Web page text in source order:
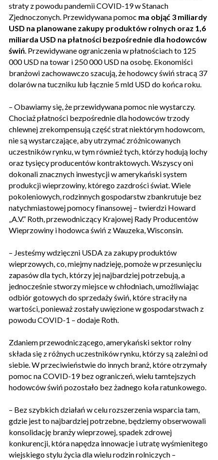
straty z powodu pandemii COVID-19 w Stanach
Zjednoczonych. Przewidywana pomoc ma objąć 3 miliardy
USD na planowane zakupy produktów rolnych oraz 1,6
miliarda USD na płatności bezpośrednie dla hodowców
świń . Przewidywane ograniczenia w płatnościach to 125
000 USD na towar i 250 000 USD na osobę. Ekonomiści
branżowi zachowawczo szacują, że hodowcy świń stracą 37
dolarów na tuczniku lub łącznie 5 mld USD do końca roku.
– Obawiamy się, że przewidywana pomoc nie wystarczy.
Chociaż płatności bezpośrednie dla hodowców trzody
chlewnej zrekompensują część strat niektórym hodowcom,
nie są wystarczające, aby utrzymać zróżnicowanych
uczestników rynku, w tym również tych, którzy hodują lochy
oraz tysięcy producentów kontraktowych. Wszyscy oni
dokonali znacznych inwestycji w amerykański system
produkcji wieprzowiny, którego zazdrości świat. Wiele
pokoleniowych, rodzinnych gospodarstw zbankrutuje bez
natychmiastowej pomocy finansowej – twierdzi Howard
„A.V.” Roth, przewodniczący Krajowej Rady Producentów
Wieprzowiny i hodowca świń z Wauzeka, Wisconsin.
– Jesteśmy wdzięczni USDA za zakupy produktów
wieprzowych, co, miejmy nadzieję, pomoże w przesunięciu
zapasów dla tych, którzy jej najbardziej potrzebują, a
jednocześnie stworzy miejsce w chłodniach, umożliwiając
odbiór gotowych do sprzedaży świń, które straciły na
wartości, ponieważ zostały uwięzione w gospodarstwach z
powodu COVID-1 – dodaje Roth.
Zdaniem przewodniczącego, amerykański sektor rolny
składa się z różnych uczestników rynku, którzy są zależni od
siebie. W przeciwieństwie do innych branż, które otrzymały
pomoc na COVID-19 bez ograniczeń, wielu tamtejszych
hodowców świń pozostało bez żadnego koła ratunkowego.
– Bez szybkich działań w celu rozszerzenia wsparcia tam,
gdzie jest to najbardziej potrzebne, będziemy obserwowali
konsolidację branży wieprzowej, spadek zdrowej
konkurencji, która napędza innowacje i utratę wyśmienitego
wiejskiego stylu życia dla wielu rodzin rolniczych –